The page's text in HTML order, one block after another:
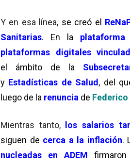
Y en esa línea, se creó el
Sanitarias. En la plataforma
plataformas digitales
el ámbito de la
y Estadísticas de Salud, del
luego de la renuncia de Federico
Mientras tanto,los salarios
siguen de cerca a la inflación.
nucleadas en ADEM